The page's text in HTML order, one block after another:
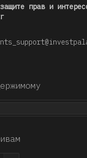
прав и